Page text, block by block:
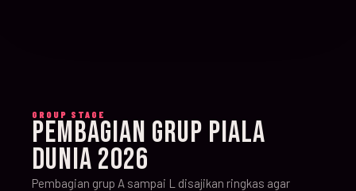
GROUP STAGE
PEMBAGIAN GRUP PIALA
DUNIA 2026
Pembagian grup A sampai L disajikan ringkas agar